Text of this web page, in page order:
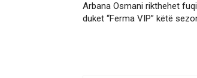
Arbana Osmani rikthehet
duket “Ferma VIP” këtë